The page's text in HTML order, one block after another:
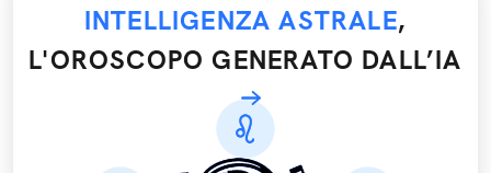
INTELLIGENZA ASTRALE,
L'OROSCOPO GENERATO DALL’IA